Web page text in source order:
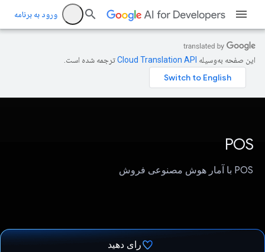
ورود به برنامه
این صفحه به‌وسیله ترجمه شده است.
POS
POS با آمار هوش مصنوعی فروش
رای دهید